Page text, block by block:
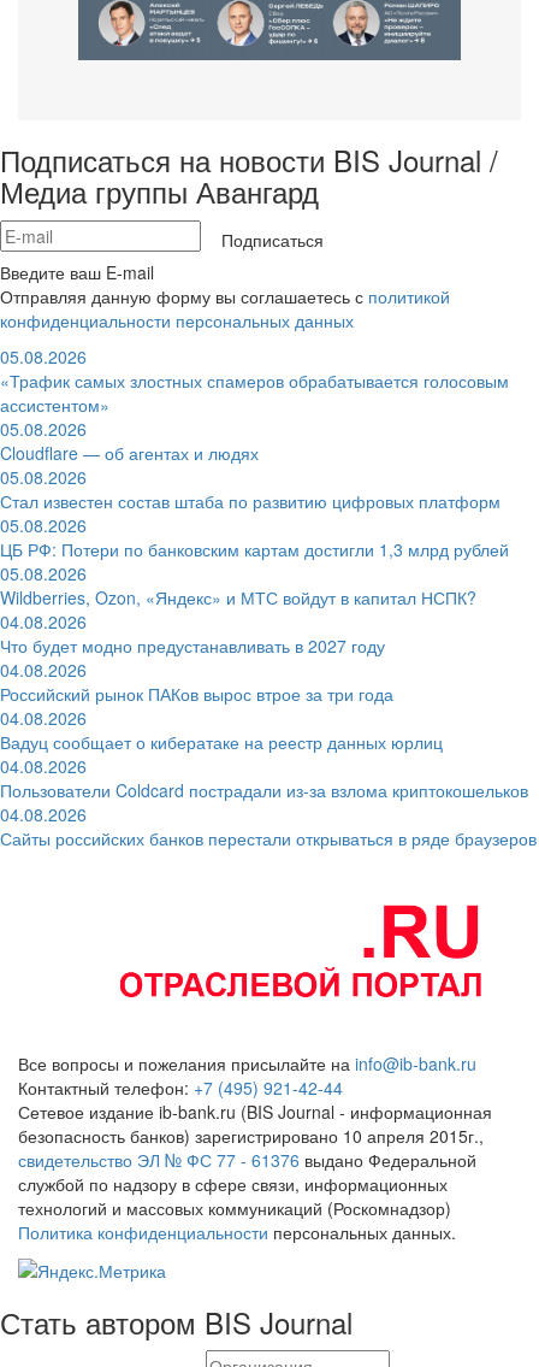
Подписаться на новости BIS Journal /
Медиа группы Авангард
Подписаться
Введите ваш E-mail
Отправляя данную форму вы соглашаетесь с политикой
конфиденциальности персональных данных
05.08.2026
«Трафик самых злостных спамеров обрабатывается голосовым
ассистентом»
05.08.2026
Cloudflare — об агентах и людях
05.08.2026
Стал известен состав штаба по развитию цифровых платформ
05.08.2026
ЦБ РФ: Потери по банковским картам достигли 1,3 млрд рублей
05.08.2026
Wildberries, Ozon, «Яндекс» и МТС войдут в капитал НСПК?
04.08.2026
Что будет модно предустанавливать в 2027 году
04.08.2026
Российский рынок ПАКов вырос втрое за три года
04.08.2026
Вадуц сообщает о кибератаке на реестр данных юрлиц
04.08.2026
Пользователи Coldcard пострадали из-за взлома криптокошельков
04.08.2026
Сайты российских банков перестали открываться в ряде браузеров
Все вопросы и пожелания присылайте на info@ib-bank.ru
Контактный телефон: +7 (495) 921-42-44
Сетевое издание ib-bank.ru (BIS Journal - информационная
безопасность банков) зарегистрировано 10 апреля 2015г.,
свидетельство ЭЛ № ФС 77 - 61376 выдано Федеральной
службой по надзору в сфере связи, информационных
технологий и массовых коммуникаций (Роскомнадзор)
Политика конфиденциальности персональных данных.
Стать автором BIS Journal